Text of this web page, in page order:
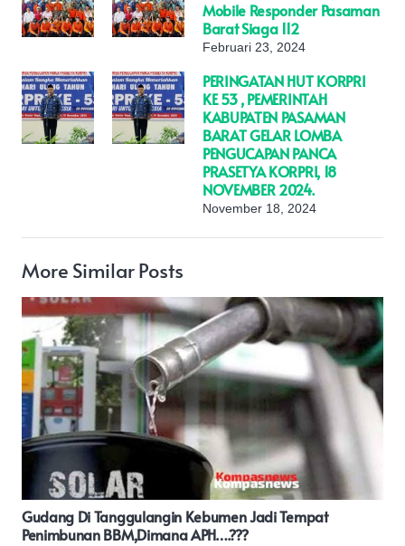
Mobile Responder Pasaman
Barat Siaga 112
Februari 23, 2024
PERINGATAN HUT KORPRI
KE 53 , PEMERINTAH
KABUPATEN PASAMAN
BARAT GELAR LOMBA
PENGUCAPAN PANCA
PRASETYA KORPRI, 18
NOVEMBER 2024.
November 18, 2024
More Similar Posts
Tak Ada Dokter Piket Atau Perawat Di Saat Jam Kerja,
Warga Keluhkan Pelayanan Puskesmas Di Kecamatan